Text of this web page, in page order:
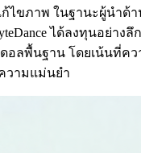
ไขภาพ ในฐานะผู้นำด้า
ได้ลงทุนอย่าง
อลพื้นฐาน โดยเน้นที่ค
วามแม่นยำ